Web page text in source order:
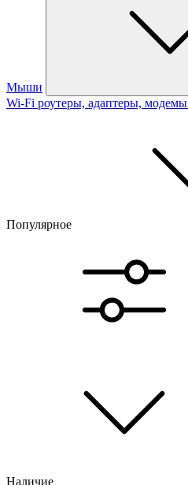
Мыши
Wi-Fi роутеры, адаптеры, модемы
Популярное
Наличие